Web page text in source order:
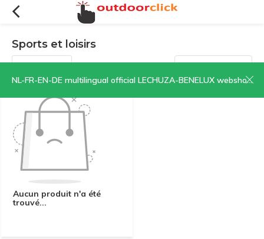
NL-FR-EN-DE multilingual official LECHUZA-BENELUX webshop | CLICK HERE NOW!
Sports et loisirs
Filtres Trier par:
Aucun produit n'a été
trouvé...